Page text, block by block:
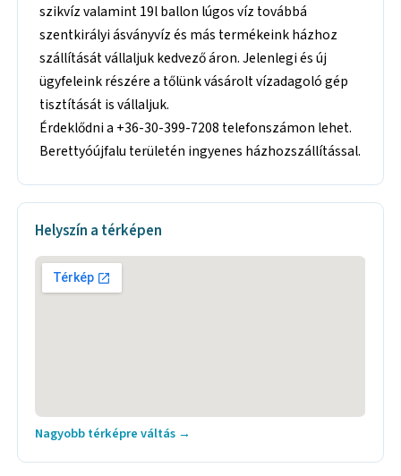
szikvíz valamint 19l ballon lúgos víz továbbá
szentkirályi ásványvíz és más termékeink házhoz
szállítását vállaljuk kedvező áron. Jelenlegi és új
ügyfeleink részére a tőlünk vásárolt vízadagoló gép
tisztítását is vállaljuk.
Érdeklődni a +36-30-399-7208 telefonszámon lehet.
Berettyóújfalu területén ingyenes házhozszállítással.
Helyszín a térképen
Nagyobb térképre váltás →